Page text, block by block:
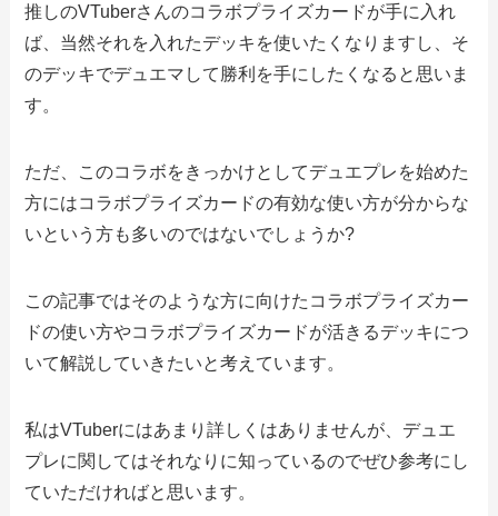
推しのVTuberさんのコラボプライズカードが手に入れ
ば、当然それを入れたデッキを使いたくなりますし、そ
のデッキでデュエマして勝利を手にしたくなると思いま
す。
ただ、このコラボをきっかけとしてデュエプレを始めた
方にはコラボプライズカードの有効な使い方が分からな
いという方も多いのではないでしょうか?
この記事ではそのような方に向けたコラボプライズカー
ドの使い方やコラボプライズカードが活きるデッキにつ
いて解説していきたいと考えています。
私はVTuberにはあまり詳しくはありませんが、デュエ
プレに関してはそれなりに知っているのでぜひ参考にし
ていただければと思います。